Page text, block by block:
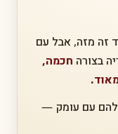
זה מזה, אבל עם
בצורה חכמה,
עם עומק —